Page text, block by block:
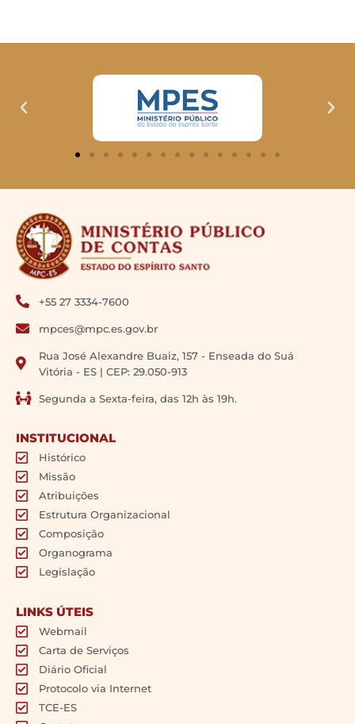
+55 27 3334-7600
mpces@mpc.es.gov.br
Rua José Alexandre Buaiz, 157 - Enseada do Suá
Vitória - ES | CEP: 29.050-913
Segunda a Sexta-feira, das 12h às 19h.
INSTITUCIONAL
Histórico
Missão
Atribuições
Estrutura Organizacional
Composição
Organograma
Legislação
LINKS ÚTEIS
Webmail
Carta de Serviços
Diário Oficial
Protocolo via Internet
TCE-ES